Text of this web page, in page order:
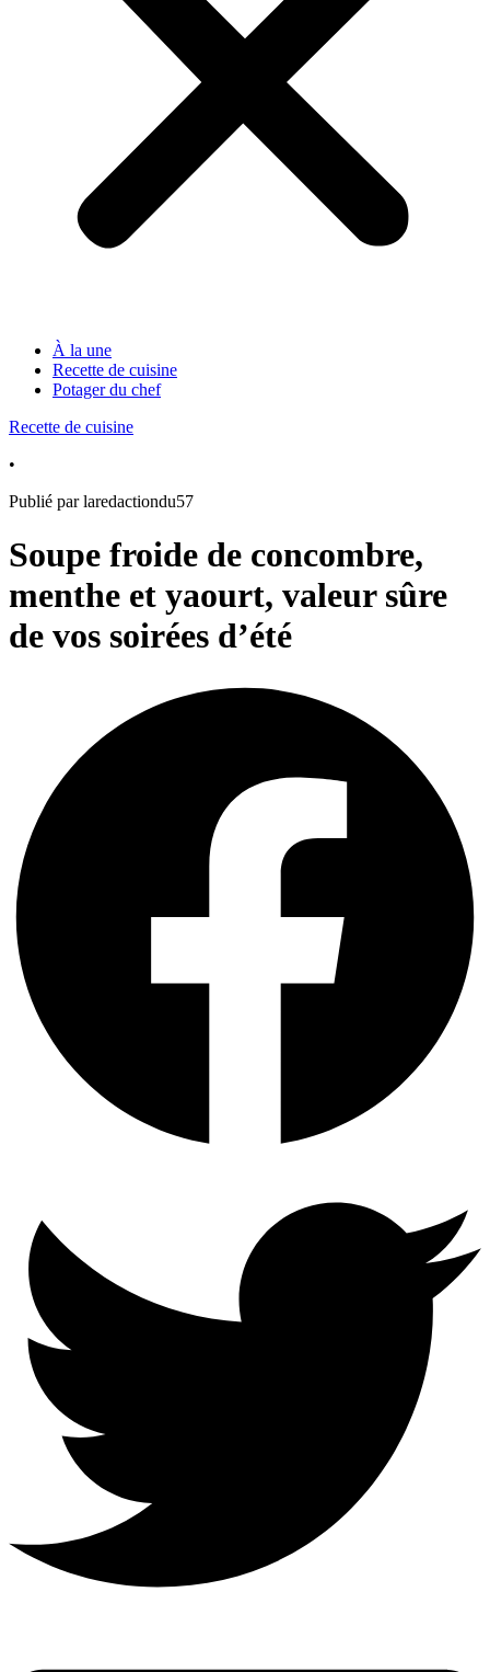
À la une
Recette de cuisine
Potager du chef
Recette de cuisine
•
Publié par laredactiondu57
Soupe froide de concombre,
menthe et yaourt, valeur sûre
de vos soirées d’été